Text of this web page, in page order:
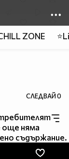
ZONE
СЛЕДВАЙ0
още няма
съдържание.